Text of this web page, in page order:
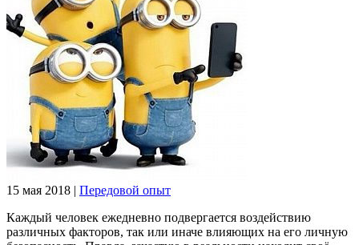
15 мая 2018 | Передовой опыт
Каждый человек ежедневно подвергается воздействию
различных факторов, так или иначе влияющих на его личную